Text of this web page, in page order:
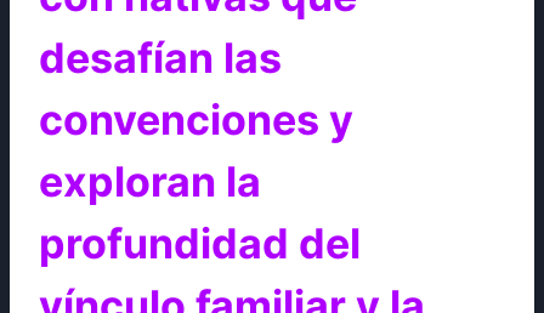
desafían las
convenciones y
exploran la
profundidad del